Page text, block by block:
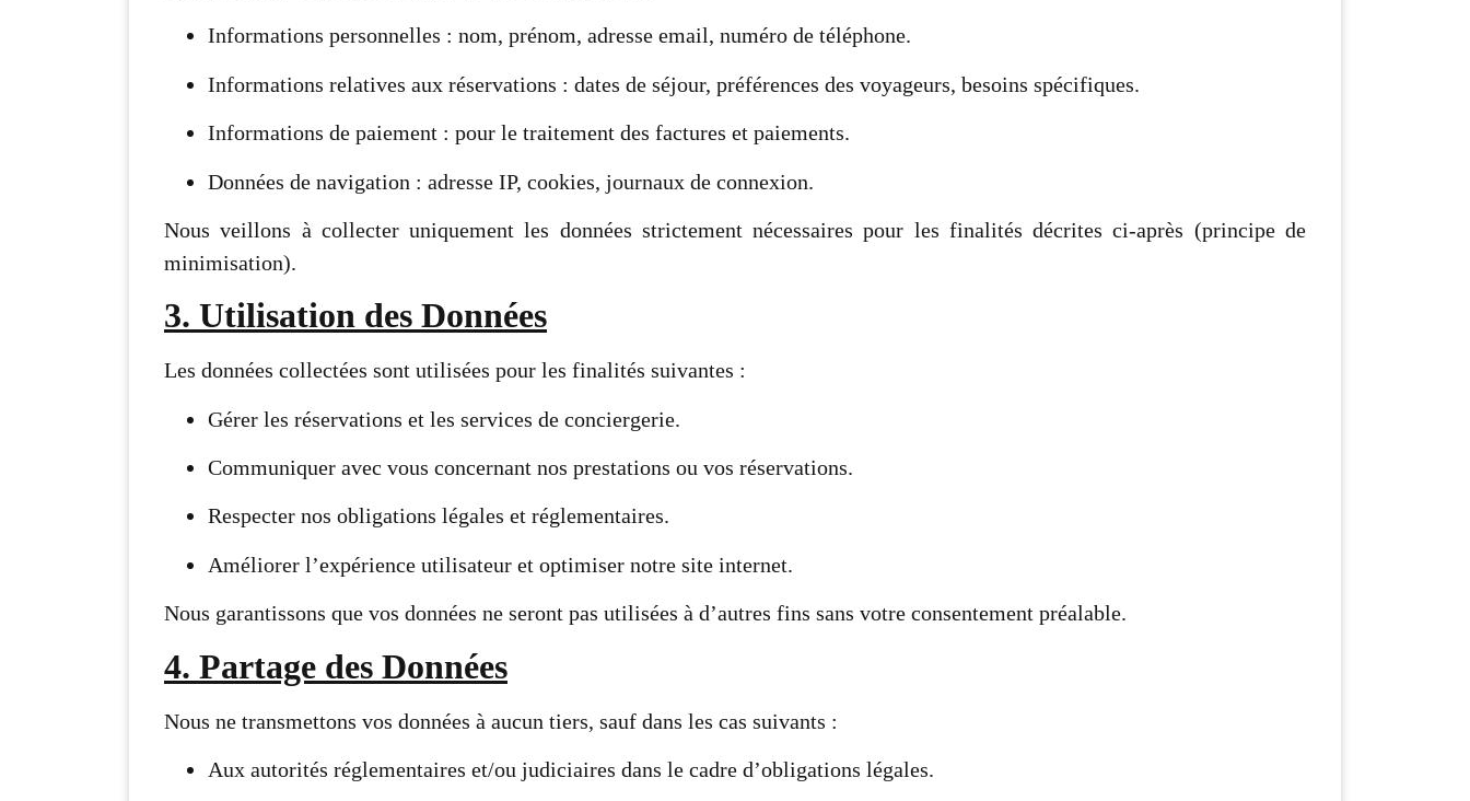
Informations personnelles : nom, prénom, adresse email, numéro de téléphone.
Informations relatives aux réservations : dates de séjour, préférences des voyageurs, besoins spécifiques.
Informations de paiement : pour le traitement des factures et paiements.
Données de navigation : adresse IP, cookies, journaux de connexion.
Nous veillons à collecter uniquement les données strictement nécessaires pour les finalités décrites ci-après (principe de
minimisation).
3. Utilisation des Données
Les données collectées sont utilisées pour les finalités suivantes :
Gérer les réservations et les services de conciergerie.
Communiquer avec vous concernant nos prestations ou vos réservations.
Respecter nos obligations légales et réglementaires.
Améliorer l’expérience utilisateur et optimiser notre site internet.
Nous garantissons que vos données ne seront pas utilisées à d’autres fins sans votre consentement préalable.
4. Partage des Données
Nous ne transmettons vos données à aucun tiers, sauf dans les cas suivants :
Aux autorités réglementaires et/ou judiciaires dans le cadre d’obligations légales.